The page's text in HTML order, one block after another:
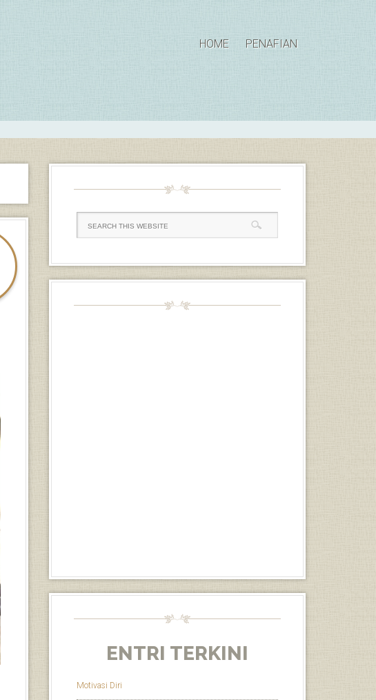
HOME PENAFIAN
ENTRI TERKINI
Motivasi Diri